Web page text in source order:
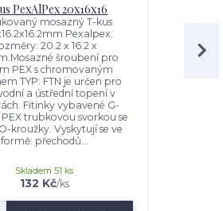
PexAlPex 20x16x16
mosazný T-kus
Pexalpex.
20.2 x 16.2 x
šroubení pro
PEX s chromovaným
TYP: FTN je určen pro
a ústřední topení v
Fitinky vybavené G-
trubkovou svorkou se
kroužky. Vyskytují se ve
formě: přechodů...
132 Kč/ks
Skladem 51 ks